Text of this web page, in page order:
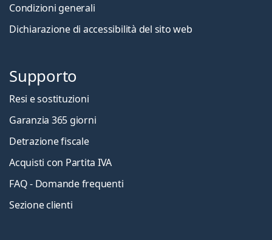
Condizioni generali
Dichiarazione di accessibilità del sito web
Supporto
Resi e sostituzioni
Garanzia 365 giorni
Detrazione fiscale
Acquisti con Partita IVA
FAQ - Domande frequenti
Sezione clienti